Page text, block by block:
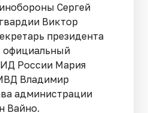
Сергей
Виктор
президента
официальный
России Мария
Владимир
администрации
Вайно.